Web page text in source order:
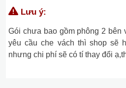
Lưu ý:
Gói chưa bao gồm phông 2 bên
yêu cầu che vách thì shop sẽ
nhưng chi phí sẽ có tí thay đổi